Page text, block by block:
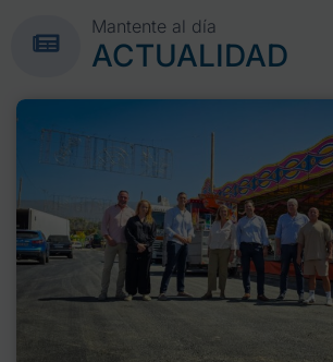
Mantente al día
ACTUALIDAD